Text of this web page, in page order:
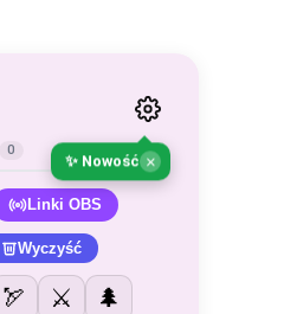
✨ Nowość ×
0
Linki OBS
Wyczyść
🏹 ⚔️
🌲